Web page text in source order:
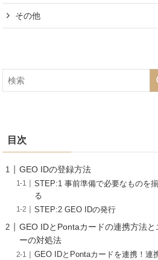
その他
目次
GEO IDの登録方法
STEP:1 事前準備で必要なものを揃
る
STEP:2 GEO IDの発行
GEO IDとPontaカードの連携方法と
ーの対処法
GEO IDとPontaカードを連携！連